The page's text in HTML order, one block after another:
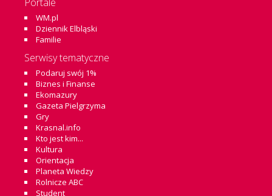
WM.pl
Dziennik Elbląski
Familie
Serwisy tematyczne
Podaruj swój 1%
Biznes i Finanse
Ekomazury
Gazeta Pielgrzyma
Gry
Krasnal.info
Kto jest kim...
Kultura
Orientacja
Planeta Wiedzy
Rolnicze ABC
Student